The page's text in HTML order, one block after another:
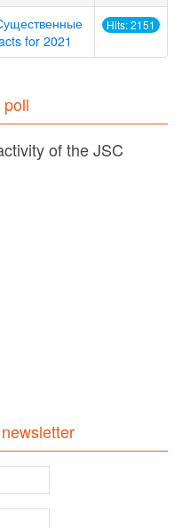
for 2021
Hits: 2151
of the JSC